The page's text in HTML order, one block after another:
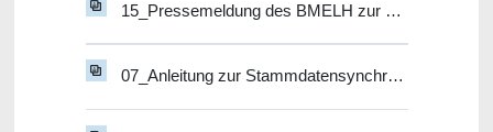
15_Pressemeldung des BMELH zur DGL-Stichtagsregelung
07_Anleitung zur Stammdatensynchronisation in PORTIA